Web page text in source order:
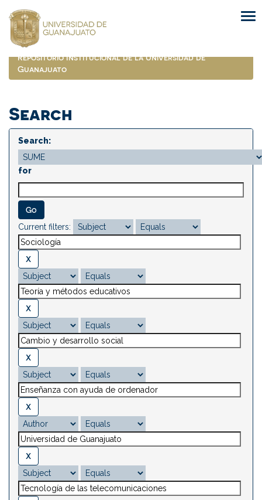
navigation
Repositorio Institucional de la Universidad de
Guanajuato
Search
Search:
for
Current filters: